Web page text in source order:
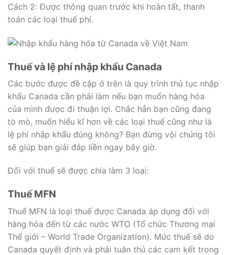
Cách 2: Được thông quan trước khi hoàn tất, thanh
toán các loại thuế phí.
Thuế và lệ phí nhập khẩu Canada
Các bước được đề cập ở trên là quy trình thủ tục nhập
khẩu Canada cần phải làm nếu bạn muốn hàng hóa
của mình được đi thuận lợi. Chắc hẳn bạn cũng đang
tò mò, muốn hiểu kĩ hơn về các loại thuế cũng như là
lệ phí nhập khẩu đúng không? Bạn đừng vội chúng tôi
sẽ giúp bạn giải đáp liền ngay bây giờ.
Đối với thuế sẽ được chia làm 3 loại:
Thuế MFN
Thuế MFN là loại thuế được Canada áp dụng đối với
hàng hóa đến từ các nước WTO (Tổ chức Thương mại
Thế giới – World Trade Organization). Mức thuế sẽ do
Canada quyết định và phải tuân thủ các cam kết trong